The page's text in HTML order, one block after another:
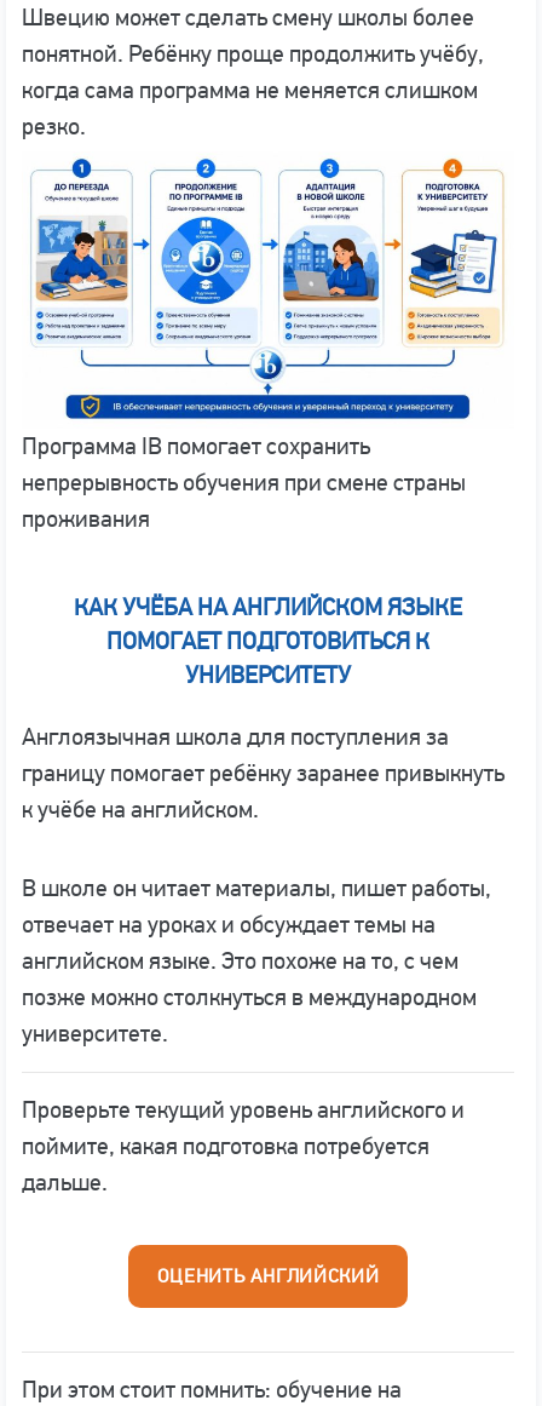
Швецию может сделать смену школы более
понятной. Ребёнку проще продолжить учёбу,
когда сама программа не меняется слишком
резко.
Программа IB помогает сохранить
непрерывность обучения при смене страны
проживания
КАК УЧЁБА НА АНГЛИЙСКОМ ЯЗЫКЕ
ПОМОГАЕТ ПОДГОТОВИТЬСЯ К
УНИВЕРСИТЕТУ
Англоязычная школа для поступления за
границу помогает ребёнку заранее привыкнуть
к учёбе на английском.
В школе он читает материалы, пишет работы,
отвечает на уроках и обсуждает темы на
английском языке. Это похоже на то, с чем
позже можно столкнуться в международном
университете.
Проверьте текущий уровень английского и
поймите, какая подготовка потребуется
дальше.
ОЦЕНИТЬ АНГЛИЙСКИЙ
При этом стоит помнить: обучение на